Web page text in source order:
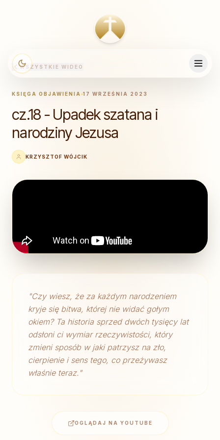
WSZYSTKIE WIDEO
KSIĘGA OBJAWIENIA 17 WRZEŚNIA 2023
cz.18 - Upadek szatana i
narodziny Jezusa
KRZYSZTOF WÓJCIK
"Czy wiesz, że za każdym narodzeniem
kryje się bitwa, której nie widać gołym
okiem? Ta historia sprzed dwóch tysięcy lat
odsłoni ci wymiar rzeczywistości, który
zmieni sposób w jaki patrzysz na zło,
cierpienie i sens tego, co przeżywasz
właśnie teraz. "
OGLĄDAJ NA YOUTUBE